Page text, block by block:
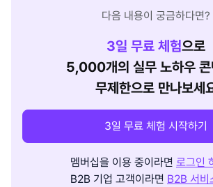
다음 내용이 궁금하다면?
3일 무료 체험으로
5,000개의 실무 노하우 콘
무제한으로 만나보세
3일 무료 체험 시작하기
멤버십을 이용 중이라면 로그인
B2B 기업 고객이라면 B2B 서비